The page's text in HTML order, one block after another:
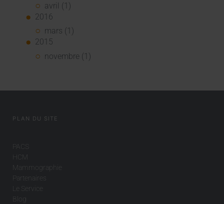
avril (1)
2016
mars (1)
2015
novembre (1)
PLAN DU SITE
PACS
HCM
Mammographie
Partenaires
Le Service
Blog